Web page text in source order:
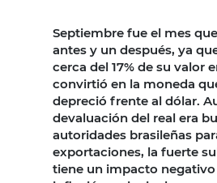
Septiembre fue el mes
antes y un después, ya
cerca del 17% de su valor
convirtió en la moneda
depreció frente al dólar.
devaluación del real era
autoridades brasileñas
exportaciones, la fuerte
tiene un impacto negativo